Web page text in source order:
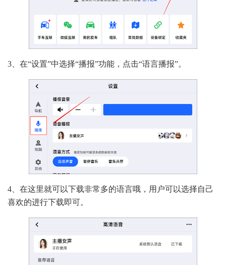
3、在“设置”中选择“播报”功能，点击“语言播报”。
4、在这里就可以下载非常多的语言哦，用户可以选择自己
喜欢的进行下载即可。